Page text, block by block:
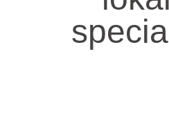
Posebne
Destinacije